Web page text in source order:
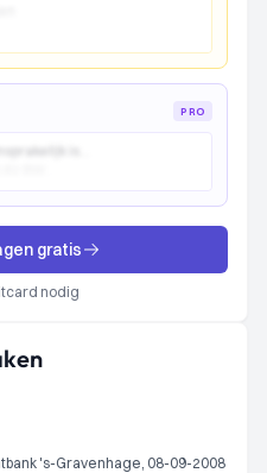
PRO
gratis
nodig
's-Gravenhage, 08-09-2008